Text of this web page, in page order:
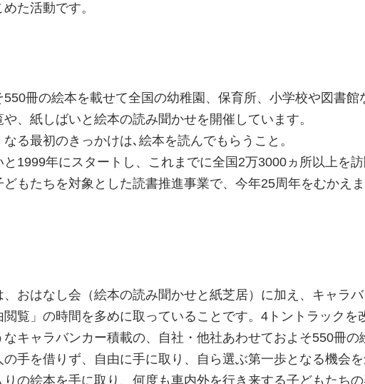
た活動です。
冊の絵本を載せて全国の幼稚園、保育所、小学校や図書館
、紙しばいと絵本の読み聞かせを開催しています。
る最初のきっかけは､絵本を読んでもらうこと。
1999年にスタートし、これまでに全国2万3000ヵ所以上を訪
もたちを対象とした読書推進事業で、今年25周年をむかえま
、おはなし会（絵本の読み聞かせと紙芝居）に加え、キャラ
覧」の時間を多めに取っていることです。4トントラックを
キャラバンカー積載の、自社・他社あわせておよそ550冊の
手を借りず、自由に手に取り、自ら選ぶ第一歩となる機会を
の絵本を手に取り、何度も車内外を行き来する子どもたち